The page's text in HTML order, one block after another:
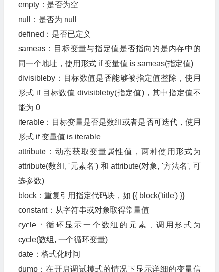
empty：是否为空
null：是否为 null
defined：是否已定义
sameas：目标变量与指定值是否指向的是内存中的
同一个地址，使用形式 if 变量值 is sameas(指定值)
divisibleby：目标数值是否能够被指定值整除，使用
形式 if 目标数值 divisibleby(指定值)，其中指定值不
能为 0
iterable：目标变量是否是数组或者是否可迭代，使用
形式 if 变量值 is iterable
attribute：动态获取变量属性值，两种使用形式为
attribute(数组, '元素名') 和 attribute(对象, '方法名', 可
选参数)
block：重复引用指定代码块，如 {{ block('title') }}
constant：从字符串或对象取得常量值
cycle：循环显示一个数组的元素，调用形式为
cycle(数组, 一个循环变量)
date：格式化时间
dump：在开启调试模式的情况下显示详细的变量信